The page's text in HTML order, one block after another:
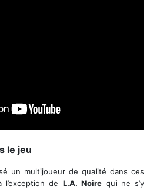
le jeu
un multijoueur de qualité dans ces
l’exception de L.A. Noirequi ne s’y